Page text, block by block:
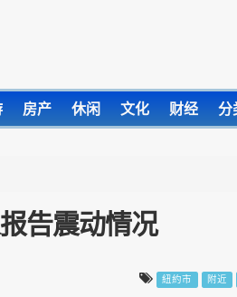
房产 休闲 文化 财经 分
告震动情况
紐約市 附近